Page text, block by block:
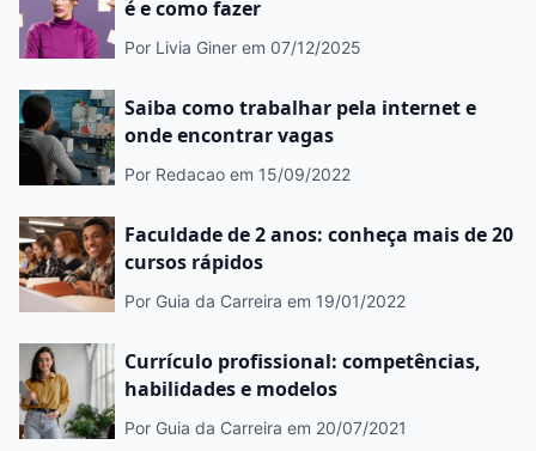
é e como fazer
Por Livia Giner em 07/12/2025
Saiba como trabalhar pela internet e
onde encontrar vagas
Por Redacao em 15/09/2022
Faculdade de 2 anos: conheça mais de 20
cursos rápidos
Por Guia da Carreira em 19/01/2022
Currículo profissional: competências,
habilidades e modelos
Por Guia da Carreira em 20/07/2021